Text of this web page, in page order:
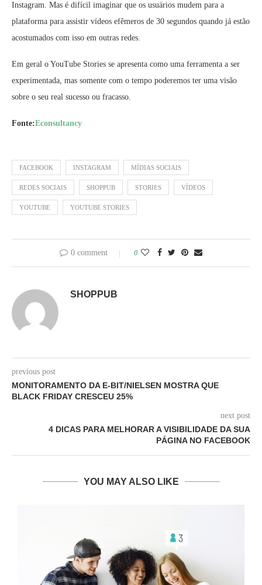
Instagram. Mas é difícil imaginar que os usuários mudem para a
plataforma para assistir vídeos efêmeros de 30 segundos quando já estão
acostumados com isso em outras redes.
Em geral o YouTube Stories se apresenta como uma ferramenta a ser
experimentada, mas somente com o tempo poderemos ter uma visão
sobre o seu real sucesso ou fracasso.
Fonte:Econsultancy
FACEBOOK INSTAGRAM MÍDIAS SOCIAIS
REDES SOCIAIS SHOPPUB STORIES VÍDEOS
YOUTUBE YOUTUBE STORIES
0 comment 0
SHOPPUB
previous post
MONITORAMENTO DA E-BIT/NIELSEN MOSTRA QUE
BLACK FRIDAY CRESCEU 25%
next post
4 DICAS PARA MELHORAR A VISIBILIDADE DA SUA
PÁGINA NO FACEBOOK
YOU MAY ALSO LIKE